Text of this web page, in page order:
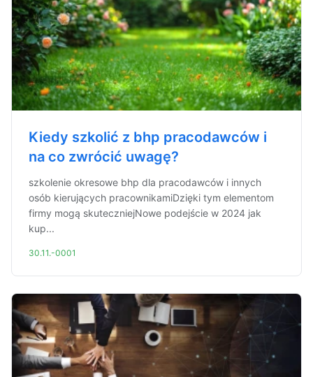
Kiedy szkolić z bhp pracodawców i
na co zwrócić uwagę?
szkolenie okresowe bhp dla pracodawców i innych
osób kierujących pracownikamiDzięki tym elementom
firmy mogą skuteczniejNowe podejście w 2024 jak
kup...
30.11.-0001